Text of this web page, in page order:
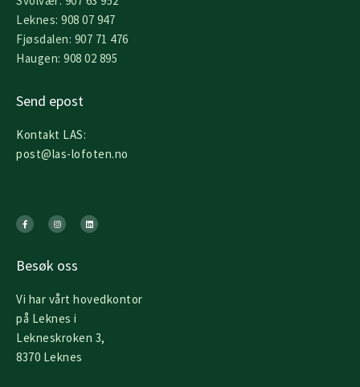
Leknes: 908 07 947
Fjøsdalen: 907 71 476
Haugen: 908 02 895
Send epost
Kontakt LAS:
post@las-lofoten.no
c
e
b
-
s
t
a
m
n
k
e
Besøk oss
Vi har vårt hovedkontor
på Leknes i
Lekneskroken 3,
8370 Leknes